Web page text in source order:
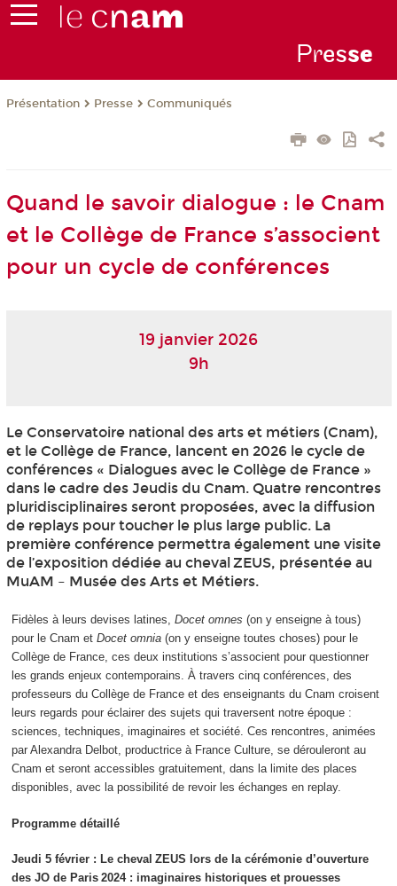
Presse
Présentation Presse Communiqués
Quand le savoir dialogue : le Cnam
et le Collège de France s’associent
pour un cycle de conférences
19 janvier 2026
9h
Le Conservatoire national des arts et métiers (Cnam),
et le Collège de France, lancent en 2026 le cycle de
conférences « Dialogues avec le Collège de France »
dans le cadre des Jeudis du Cnam. Quatre rencontres
pluridisciplinaires seront proposées, avec la diffusion
de replays pour toucher le plus large public. La
première conférence permettra également une visite
de l’exposition dédiée au cheval ZEUS, présentée au
MuAM – Musée des Arts et Métiers.
Fidèles à leurs devises latines, Docet omnes (on y enseigne à tous)
pour le Cnam et Docet omnia (on y enseigne toutes choses) pour le
Collège de France, ces deux institutions s’associent pour questionner
les grands enjeux contemporains. À travers cinq conférences, des
professeurs du Collège de France et des enseignants du Cnam croisent
leurs regards pour éclairer des sujets qui traversent notre époque :
sciences, techniques, imaginaires et société. Ces rencontres, animées
par Alexandra Delbot, productrice à France Culture, se dérouleront au
Cnam et seront accessibles gratuitement, dans la limite des places
disponibles, avec la possibilité de revoir les échanges en replay.
Programme détaillé
Jeudi 5 février : Le cheval ZEUS lors de la cérémonie d’ouverture
des JO de Paris 2024 : imaginaires historiques et prouesses